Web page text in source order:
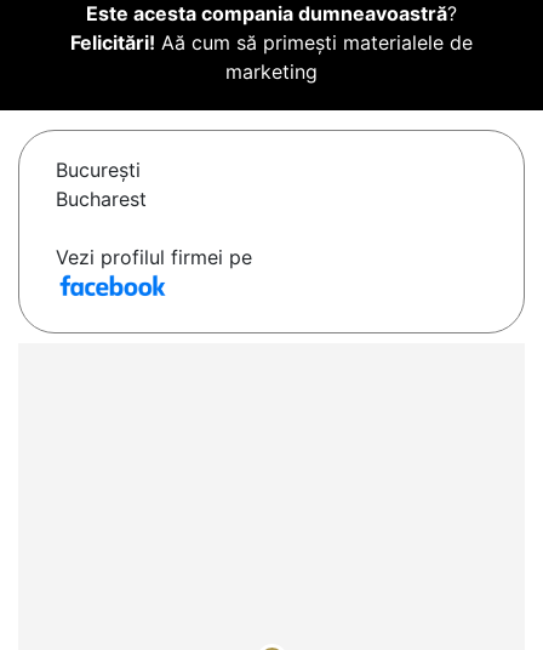
Este acesta compania dumneavoastră?
Felicitări! Aă cum să primești materialele de
marketing
Bucureşti
Bucharest
Vezi profilul firmei pe